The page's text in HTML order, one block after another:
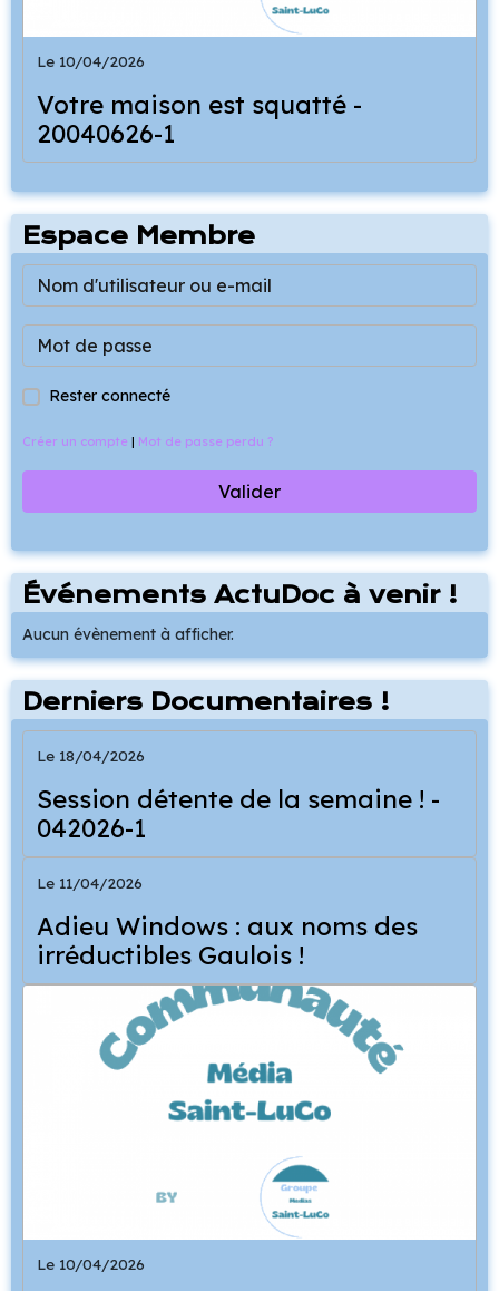
Le 10/04/2026
Votre maison est squatté -
20040626-1
Espace Membre
Rester connecté
Créer un compte | Mot de passe perdu ?
Valider
Événements ActuDoc à venir !
Aucun évènement à afficher.
Derniers Documentaires !
Le 18/04/2026
Session détente de la semaine ! -
042026-1
Le 11/04/2026
Adieu Windows : aux noms des
irréductibles Gaulois !
Le 10/04/2026